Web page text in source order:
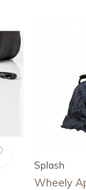
Splash
Wheely